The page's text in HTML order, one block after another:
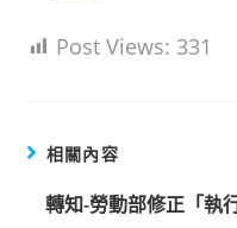
Post Views: 331
相關內容
轉知-勞動部修正「執